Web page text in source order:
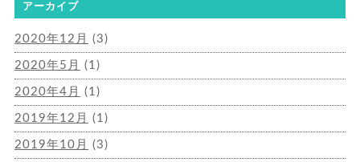
アーカイブ
2020年12月 (3)
2020年5月 (1)
2020年4月 (1)
2019年12月 (1)
2019年10月 (3)